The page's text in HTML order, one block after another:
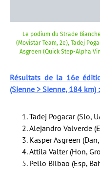
Le podium du Strade
(Movistar Team, 2e), Tadej
Asgreen (Quick Step-Alpha
Résultats de la 16e
(Sienne > Sienne, 184 km) :
Tadej Pogacar (Slo,
Alejandro Valverde
Kasper Asgreen
Attila Valter (Hon,
Pello Bilbao (Esp,